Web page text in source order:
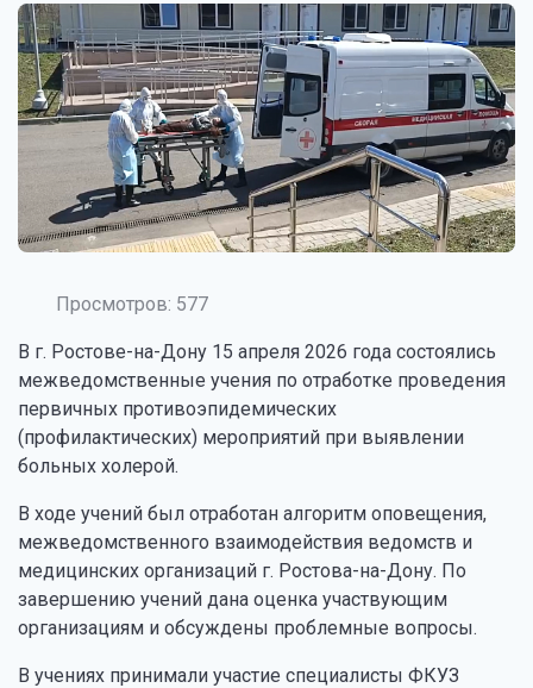
Просмотров: 577
В г. Ростове-на-Дону 15 апреля 2026 года состоялись
межведомственные учения по отработке проведения
первичных противоэпидемических
(профилактических) мероприятий при выявлении
больных холерой.
В ходе учений был отработан алгоритм оповещения,
межведомственного взаимодействия ведомств и
медицинских организаций г. Ростова-на-Дону. По
завершению учений дана оценка участвующим
организациям и обсуждены проблемные вопросы.
В учениях принимали участие специалисты ФКУЗ